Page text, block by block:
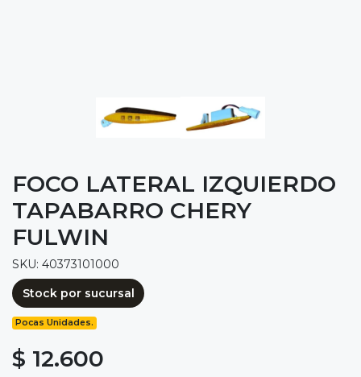
FOCO LATERAL IZQUIERDO
TAPABARRO CHERY
FULWIN
SKU: 40373101000
Stock por sucursal
Pocas Unidades.
$ 12.600